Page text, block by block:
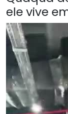
ele vive